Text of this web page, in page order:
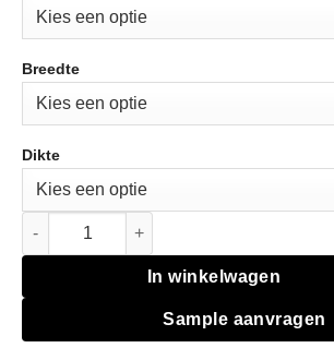
Breedte
Dikte
Formica HPL F7949 Soft white Matte (58)
In winkelwagen
Sample aanvragen